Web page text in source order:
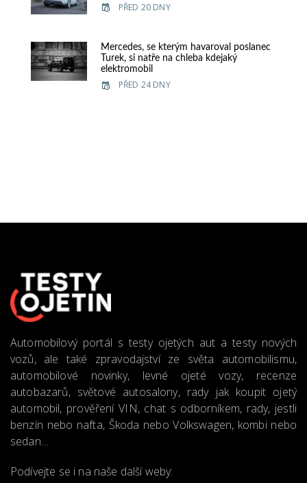
PŘED 20 DNY
Mercedes, se kterým havaroval poslanec
Turek, si natře na chleba kdejaký
elektromobil
PŘED 24 DNY
Automobilový portál s testy ojetých aut a testy nových
vozů, ale také zpravodajství ze světa automobilismu,
automobilové novinky, levné ojeté vozy, recenze
autobazarů, světové autosalony, rady jak koupit ojetý
automobil, prověření VIN, chat s odborníkem, rady, jestli
benzín nebo nafta, Škoda nebo Volkswagen, kombi nebo
sedan…
Podívejte se i na naše další weby: